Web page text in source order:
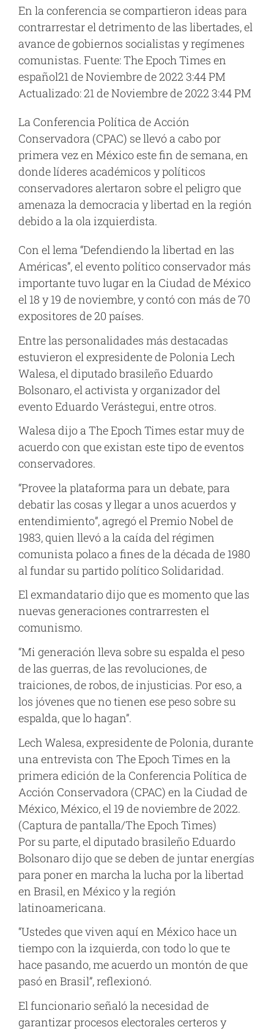
En la conferencia se compartieron ideas para
contrarrestar el detrimento de las libertades, el
avance de gobiernos socialistas y regímenes
comunistas. Fuente: The Epoch Times en
español21 de Noviembre de 2022 3:44 PM
Actualizado: 21 de Noviembre de 2022 3:44 PM
La Conferencia Política de Acción
Conservadora (CPAC) se llevó a cabo por
primera vez en México este fin de semana, en
donde líderes académicos y políticos
conservadores alertaron sobre el peligro que
amenaza la democracia y libertad en la región
debido a la ola izquierdista.
Con el lema “Defendiendo la libertad en las
Américas”, el evento político conservador más
importante tuvo lugar en la Ciudad de México
el 18 y 19 de noviembre, y contó con más de 70
expositores de 20 países.
Entre las personalidades más destacadas
estuvieron el expresidente de Polonia Lech
Walesa, el diputado brasileño Eduardo
Bolsonaro, el activista y organizador del
evento Eduardo Verástegui, entre otros.
Walesa dijo a The Epoch Times estar muy de
acuerdo con que existan este tipo de eventos
conservadores.
“Provee la plataforma para un debate, para
debatir las cosas y llegar a unos acuerdos y
entendimiento”, agregó el Premio Nobel de
1983, quien llevó a la caída del régimen
comunista polaco a fines de la década de 1980
al fundar su partido político Solidaridad.
El exmandatario dijo que es momento que las
nuevas generaciones contrarresten el
comunismo.
“Mi generación lleva sobre su espalda el peso
de las guerras, de las revoluciones, de
traiciones, de robos, de injusticias. Por eso, a
los jóvenes que no tienen ese peso sobre su
espalda, que lo hagan”.
Lech Walesa, expresidente de Polonia, durante
una entrevista con The Epoch Times en la
primera edición de la Conferencia Política de
Acción Conservadora (CPAC) en la Ciudad de
México, México, el 19 de noviembre de 2022.
(Captura de pantalla/The Epoch Times)
Por su parte, el diputado brasileño Eduardo
Bolsonaro dijo que se deben de juntar energías
para poner en marcha la lucha por la libertad
en Brasil, en México y la región
latinoamericana.
“Ustedes que viven aquí en México hace un
tiempo con la izquierda, con todo lo que te
hace pasando, me acuerdo un montón de que
pasó en Brasil”, reflexionó.
El funcionario señaló la necesidad de
garantizar procesos electorales certeros y